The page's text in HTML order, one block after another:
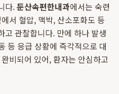
다.둔산속편한내과에서는 숙련
서 혈압, 맥박, 산소포화도 등
고 관찰합니다. 만에 하나 발생
등 응급 상황에 즉각적으로 대
비되어 있어, 환자는 안심하고